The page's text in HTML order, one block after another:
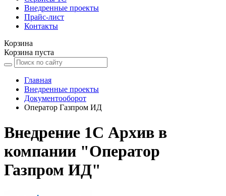
Внедренные проекты
Прайс-лист
Контакты
Корзина
Корзина пуста
Главная
Внедренные проекты
Документооборот
Оператор Газпром ИД
Внедрение 1С Архив в
компании "Оператор
Газпром ИД"